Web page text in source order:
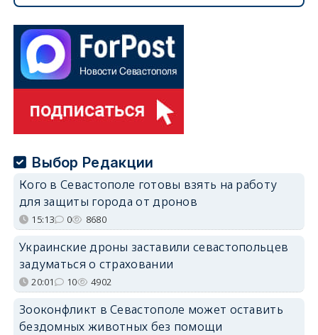
Выбор Редакции
Кого в Севастополе готовы взять на работу
для защиты города от дронов
15:13 0 8680
Украинские дроны заставили севастопольцев
задуматься о страховании
20:01 10 4902
Зооконфликт в Севастополе может оставить
бездомных животных без помощи